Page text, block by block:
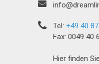
Tel:+49 40
Fax: 0049 40
Hier finden Sie